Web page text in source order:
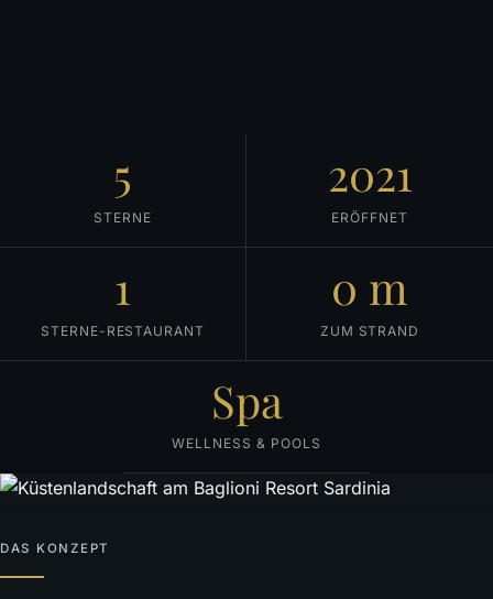
5
STERNE
2021
ERÖFFNET
1
STERNE-RESTAURANT
0 m
ZUM STRAND
Spa
WELLNESS & POOLS
DAS KONZEPT